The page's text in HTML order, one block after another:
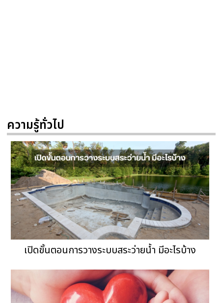
ความรู้ทั่วไป
เปิดขั้นตอนการวางระบบสระว่ายน้ำ มีอะไรบ้าง